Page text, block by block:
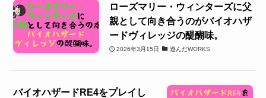
ローズマリー・ウィンターズに父
親として向き合うのがバイオハザ
ードヴィレッジの醍醐味。
2026年3月15日 遊んだWORKS
バイオハザードRE4をプレイし